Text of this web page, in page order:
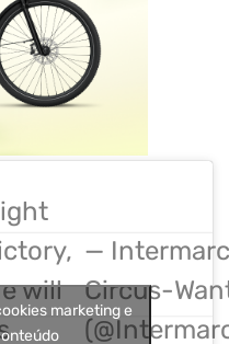
will
—
Circus-
marketing e